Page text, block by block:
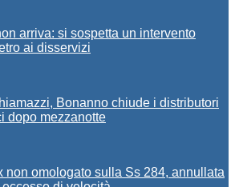
arriva: si sospetta un intervento
ai disservizi
Bonanno chiude i distributori
dopo mezzanotte
non omologato sulla Ss 284, annullata